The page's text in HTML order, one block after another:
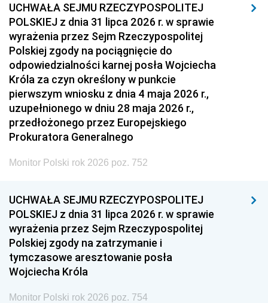
UCHWAŁA SEJMU RZECZYPOSPOLITEJ
POLSKIEJ z dnia 31 lipca 2026 r. w sprawie
wyrażenia przez Sejm Rzeczypospolitej
Polskiej zgody na pociągnięcie do
odpowiedzialności karnej posła Wojciecha
Króla za czyn określony w punkcie
pierwszym wniosku z dnia 4 maja 2026 r.,
uzupełnionego w dniu 28 maja 2026 r.,
przedłożonego przez Europejskiego
Prokuratora Generalnego
Monitor Polski rok 2026 poz. 752
UCHWAŁA SEJMU RZECZYPOSPOLITEJ
POLSKIEJ z dnia 31 lipca 2026 r. w sprawie
wyrażenia przez Sejm Rzeczypospolitej
Polskiej zgody na zatrzymanie i
tymczasowe aresztowanie posła
Wojciecha Króla
Monitor Polski rok 2026 poz. 754